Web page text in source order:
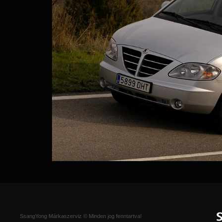
SsangYong Márkaszerviz © Minden jog fenntartva!